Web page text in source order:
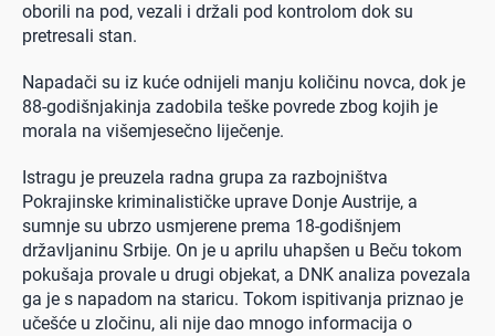
oborili na pod, vezali i držali pod kontrolom dok su
pretresali stan.
Napadači su iz kuće odnijeli manju količinu novca, dok je
88-godišnjakinja zadobila teške povrede zbog kojih je
morala na višemjesečno liječenje.
Istragu je preuzela radna grupa za razbojništva
Pokrajinske kriminalističke uprave Donje Austrije, a
sumnje su ubrzo usmjerene prema 18-godišnjem
državljaninu Srbije. On je u aprilu uhapšen u Beču tokom
pokušaja provale u drugi objekat, a DNK analiza povezala
ga je s napadom na staricu. Tokom ispitivanja priznao je
učešće u zločinu, ali nije dao mnogo informacija o